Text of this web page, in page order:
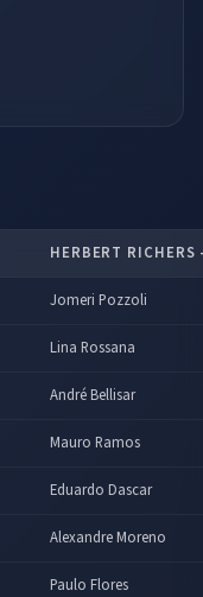
HERBERT
Jomeri Pozzoli
Lina Rossana
André Bellisar
Mauro Ramos
Eduardo Dascar
Alexandre Moreno
Paulo Flores